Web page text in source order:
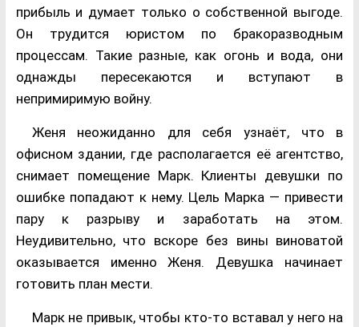
прибыль и думает только о собственной выгоде.
Он трудится юристом по бракоразводным
процессам. Такие разные, как огонь и вода, они
однажды пересекаются и вступают в
непримиримую войну.
Женя неожиданно для себя узнаёт, что в
офисном здании, где располагается её агентство,
снимает помещение Марк. Клиенты девушки по
ошибке попадают к нему. Цель Марка — привести
пару к разрыву и заработать на этом.
Неудивительно, что вскоре без вины виноватой
оказывается именно Женя. Девушка начинает
готовить план мести.
Марк не привык, чтобы кто-то вставал у него на